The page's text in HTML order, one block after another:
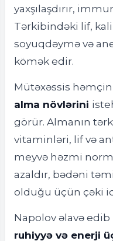
yaxşılaşdırır,
Tərkibindəki lif,
soyuqdəymə və
kömək edir.
Mütəxəssis
alma növlərini
görür. Almanın
vitaminləri, lif və
meyvə həzmi
azaldır, bədəni
olduğu üçün çəki
Napolov əlavə edib
ruhiyyə və enerji